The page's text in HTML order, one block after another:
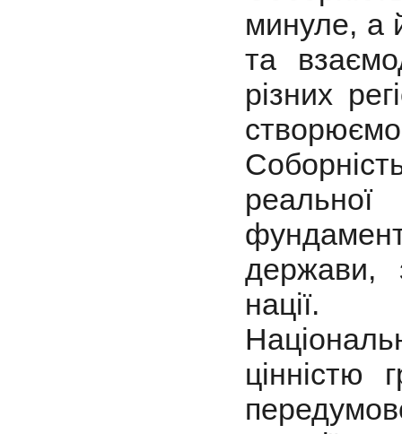
минуле, а
та
різних
держави,
нації.
цінністю